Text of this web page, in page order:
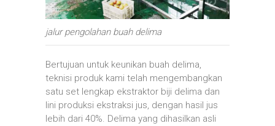
jalur pengolahan buah delima
Bertujuan untuk keunikan buah delima,
teknisi produk kami telah mengembangkan
satu set lengkap ekstraktor biji delima dan
lini produksi ekstraksi jus, dengan hasil jus
lebih dari 40%. Delima yang dihasilkan asli